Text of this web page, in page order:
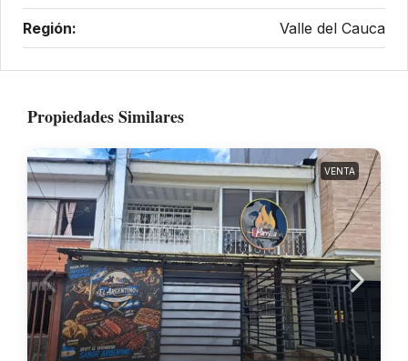
Región: Valle del Cauca
Propiedades Similares
VENTA